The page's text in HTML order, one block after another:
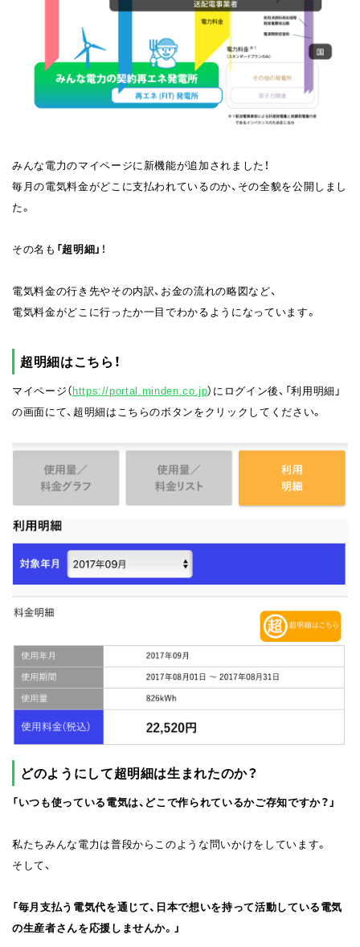
みんな電力のマイページに新機能が追加されました！
毎月の電気料金がどこに支払われているのか、その全貌を公開しまし
た。
その名も 「超明細」 ！
電気料金の行き先やその内訳、お金の流れの略図など、
電気料金がどこに行ったか一目でわかるようになっています。
超明細はこちら！
マイページ（https://portal.minden.co.jp）にログイン後、「利用明細」
の画面にて、超明細はこちらのボタンをクリックしてください。
どのようにして超明細は生まれたのか？
「いつも使っている電気は、どこで作られているかご存知ですか？」
私たちみんな電力は普段からこのような問いかけをしています。
そして、
「毎月支払う電気代を通じて、日本で想いを持って活動している電気
の生産者さんを応援しませんか。」